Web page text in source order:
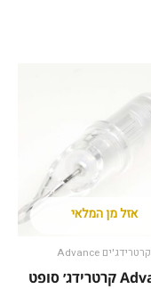
אזל מן המלאי
קרטרידג'ים Advance
Advance קרטרידג׳ סופט